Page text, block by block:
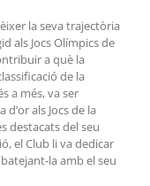
la seva trajectòria
als Jocs Olímpics de
a què la
de la
a més, va ser
als Jocs de la
destacats del seu
el Club li va dedicar
la amb el seu